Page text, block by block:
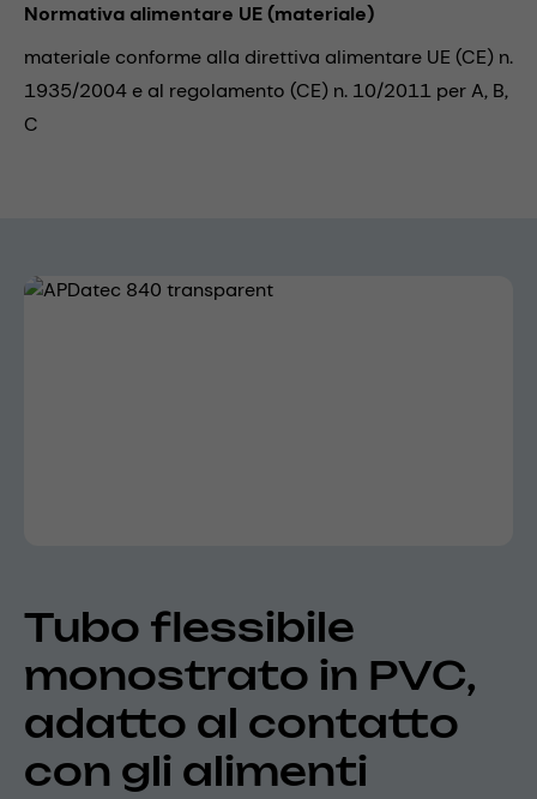
Normativa alimentare UE (materiale)
materiale conforme alla direttiva alimentare UE (CE) n.
1935/2004 e al regolamento (CE) n. 10/2011 per A, B,
C
Skip image gallery
Tubo flessibile
monostrato in PVC,
adatto al contatto
con gli alimenti